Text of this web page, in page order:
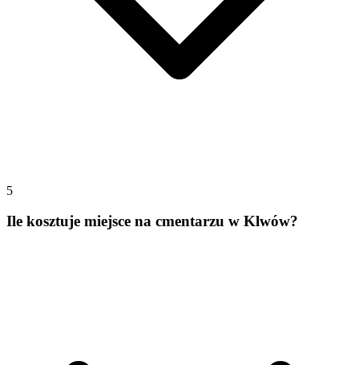
5
Ile kosztuje miejsce na cmentarzu w Klwów?